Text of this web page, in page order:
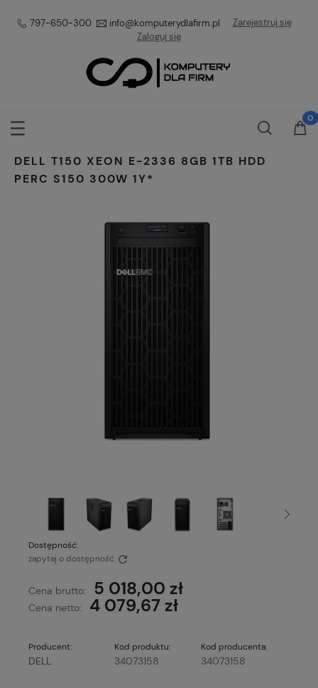
797-650-300 info@komputerydlafirm.pl
Zarejestruj się
Zaloguj się
DELL T150 XEON E-2336 8GB 1TB HDD
PERC S150 300W 1Y*
Dostępność:
zapytaj o dostępność
Cena brutto: 5 018,00 zł
Cena netto: 4 079,67 zł
Producent:
DELL
Kod produktu:
34073158
Kod producenta:
34073158